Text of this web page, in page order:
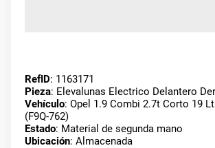
RefID: 1163171
Pieza: Elevalunas Electrico Delantero
Vehículo: Opel 1.9 Combi 2.7t Corto 19
(F9Q-762)
Estado: Material de segunda mano
Ubicación: Almacenada